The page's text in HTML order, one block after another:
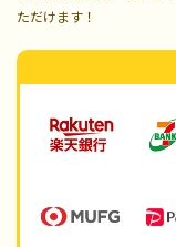
ただけます！